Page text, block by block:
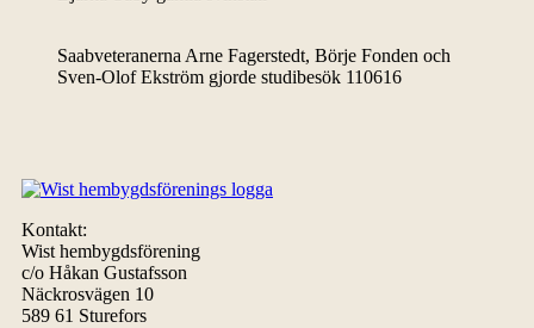
Saabveteranerna Arne Fagerstedt, Börje Fonden och
Sven-Olof Ekström gjorde studibesök 110616
Kontakt:
Wist hembygdsförening
c/o Håkan Gustafsson
Näckrosvägen 10
589 61 Sturefors